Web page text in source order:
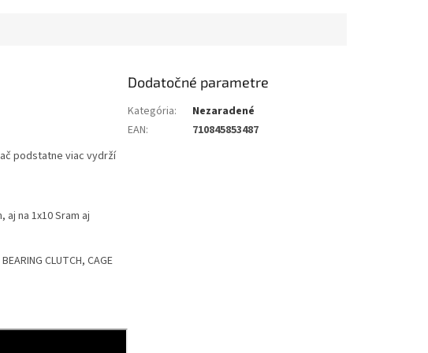
podstatne viac vydrží
aj na 1x10 Sram aj
CLUTCH, CAGE
Dodatočné parametre
Kategória:
Nezaradené
EAN: 710845853487